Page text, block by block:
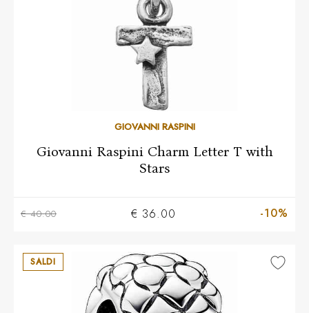
GIOVANNI RASPINI
Giovanni Raspini Charm Letter T with
Stars
€ 40.00 € 36.00 -10%
SALDI